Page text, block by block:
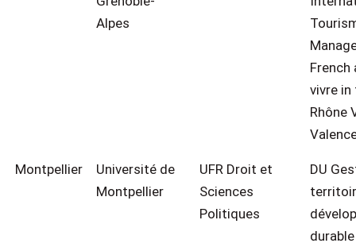
Alpes
French
vivre in
Rhône
Montpellier
Université de
Montpellier
UFR Droit et
Sciences
Politiques
DU
durable